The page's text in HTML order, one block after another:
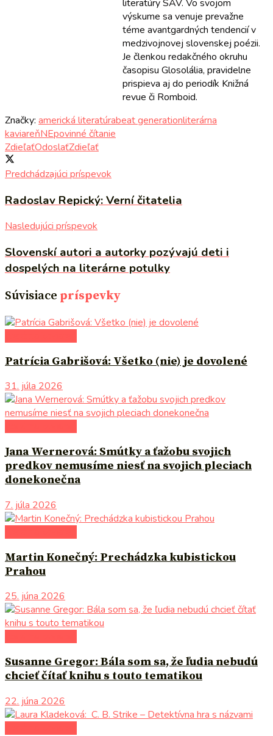
literatúry SAV. Vo svojom
výskume sa venuje prevažne
téme avantgardných tendencií v
medzivojnovej slovenskej poézii.
Je členkou redakčného okruhu
časopisu Glosolália, pravidelne
prispieva aj do periodík Knižná
revue či Romboid.
Značky: americká literatúrabeat generationliterárna
kaviareňNEpovinné čítanie
ZdieľaťOdoslaťZdieľať
Predchádzajúci príspevok
Radoslav Repický: Verní čitatelia
Nasledujúci príspevok
Slovenskí autori a autorky pozývajú deti i
dospelých na literárne potulky
Súvisiace príspevky
Patrícia Gabrišová: Všetko (nie) je dovolené
31. júla 2026
Jana Wernerová: Smútky a ťažobu svojich
predkov nemusíme niesť na svojich pleciach
donekonečna
7. júla 2026
Martin Konečný: Prechádzka kubistickou
Prahou
25. júna 2026
Susanne Gregor: Bála som sa, že ľudia nebudú
chcieť čítať knihu s touto tematikou
22. júna 2026